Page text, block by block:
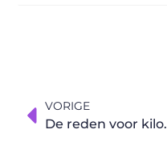
VORIGE
De reden